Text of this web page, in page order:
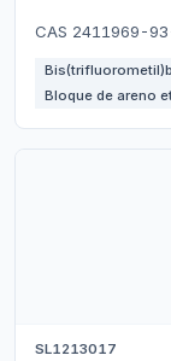
CAS 2411969-
Bloque de areno
SL1213017